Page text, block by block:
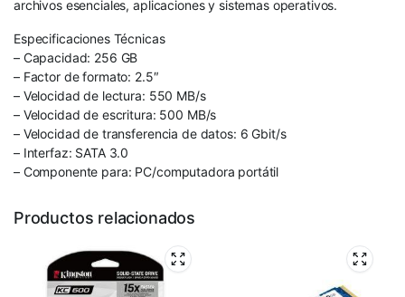
archivos esenciales, aplicaciones y sistemas operativos.
Especificaciones Técnicas
– Capacidad: 256 GB
– Factor de formato: 2.5″
– Velocidad de lectura: 550 MB/s
– Velocidad de escritura: 500 MB/s
– Velocidad de transferencia de datos: 6 Gbit/s
– Interfaz: SATA 3.0
– Componente para: PC/computadora portátil
Productos relacionados